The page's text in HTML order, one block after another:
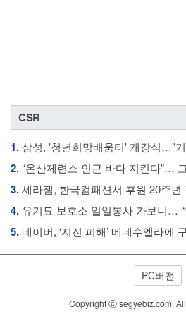
CSR
1.삼성, '청년희망배움터' 개강식…"
2.“온산제련소 인근 바다 지킨다”…
3.세라젬, 한국컴패션서 후원 20주년
4. 유기묘 보호소 일일봉사 가보니…
5. 네이버, ‘지진 피해’ 베네수엘라에
PC버전
Copyright ⓒ segyebiz.com.